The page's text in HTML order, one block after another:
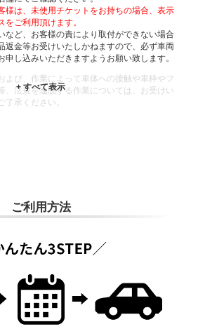
は、未使用チケットをお持ちの場合、表示
ご利用頂けます。
ど、お客様の責により取付ができない場合
返金等お受けいたしかねますので、必ず車両
申し込みいただきますようお願い致します。
び、作業によって車体への接触や車枠やフ
、法規を逸脱する作業については、お受けい
了承ください。
ご利用方法